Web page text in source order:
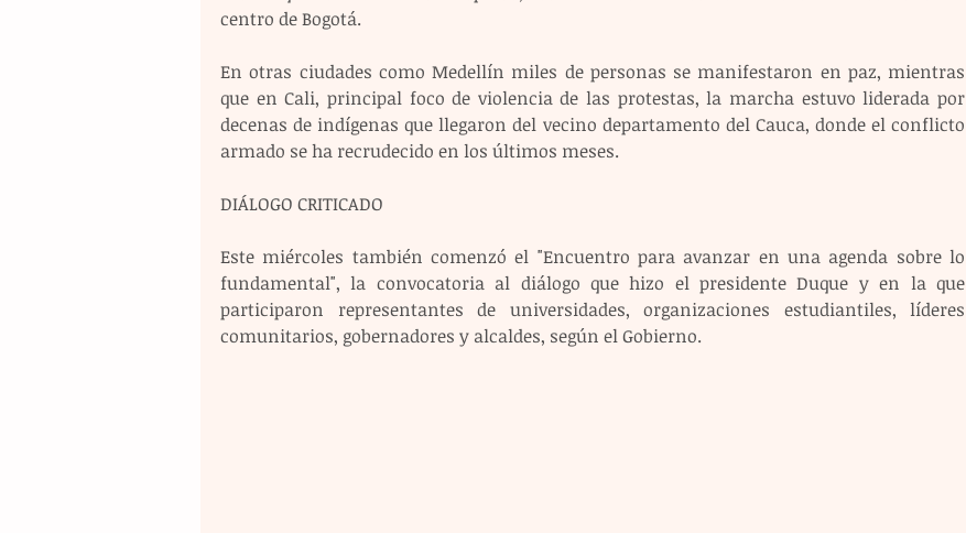
centro de Bogotá.
En otras ciudades como Medellín miles de personas se manifestaron en paz, mientras
que en Cali, principal foco de violencia de las protestas, la marcha estuvo liderada por
decenas de indígenas que llegaron del vecino departamento del Cauca, donde el conflicto
armado se ha recrudecido en los últimos meses.
DIÁLOGO CRITICADO
Este miércoles también comenzó el "Encuentro para avanzar en una agenda sobre lo
fundamental", la convocatoria al diálogo que hizo el presidente Duque y en la que
participaron representantes de universidades, organizaciones estudiantiles, líderes
comunitarios, gobernadores y alcaldes, según el Gobierno.